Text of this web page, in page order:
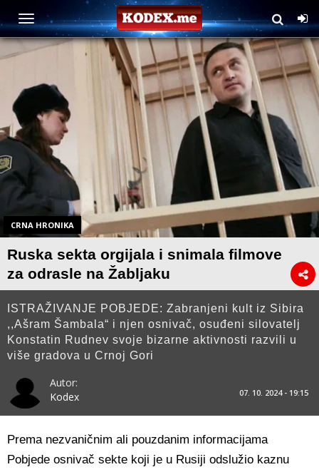
CRNA HRONIKA
Ruska sekta orgijala i snimala filmove
za odrasle na Žabljaku
ISTRAŽIVANJE POBJEDE: Zabranjeni kult iz Sibira
,,Ašram Šambala“ i njen osnivač, osuđeni silovatelj
Konstatin Rudnev svoje bizarne aktivnosti razvili u
više gradova u Crnoj Gori
Autor:
Kodex
07. 10. 2024 - 19:15
Prema nezvaničnim ali pouzdanim informacijama
Pobjede osnivač sekte koji je u Rusiji odslužio kaznu